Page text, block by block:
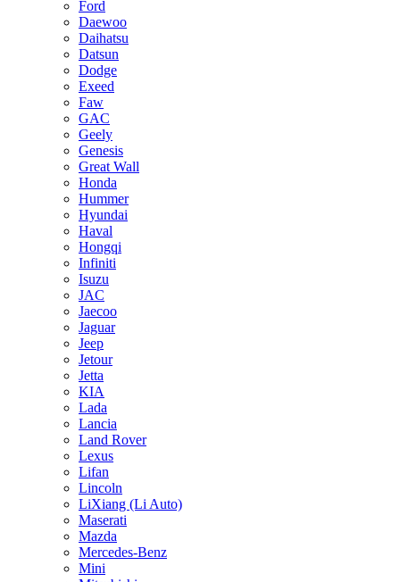
Ford
Daewoo
Daihatsu
Datsun
Dodge
Exeed
Faw
GAC
Geely
Genesis
Great Wall
Honda
Hummer
Hyundai
Haval
Hongqi
Infiniti
Isuzu
JAC
Jaecoo
Jaguar
Jeep
Jetour
Jetta
KIA
Lada
Lancia
Land Rover
Lexus
Lifan
Lincoln
LiXiang (Li Auto)
Maserati
Mazda
Mercedes-Benz
Mini